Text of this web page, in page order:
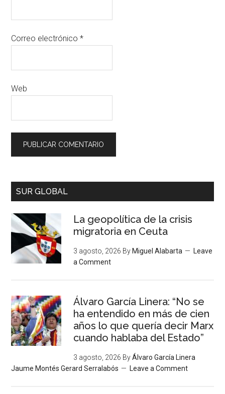
Correo electrónico*
Web
SUR GLOBAL
La geopolítica de la crisis
migratoria en Ceuta
3 agosto, 2026 By Miguel Alabarta
Leave
a Comment
Álvaro García Linera: “No se
ha entendido en más de cien
años lo que quería decir Marx
cuando hablaba del Estado”
3 agosto, 2026 ByÁlvaro García Linera
Jaume Montés Gerard Serralabós
Leave a Comment